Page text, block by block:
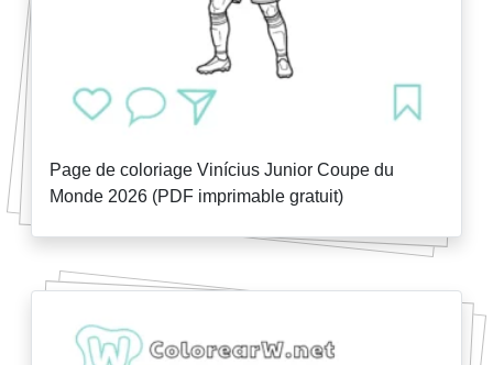
Page de coloriage Vinícius Junior Coupe du
Monde 2026 (PDF imprimable gratuit)